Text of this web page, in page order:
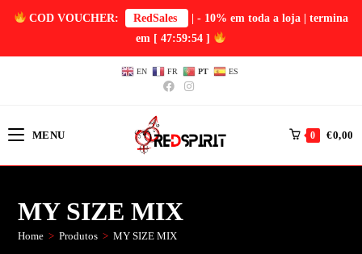
COD VOUCHER: RedSales
| - 10% em toda a loja | termina
em [ 47:59:54 ]
EN FR PT ES
MENU 0 €0,00
MY SIZE MIX
Home > Produtos > MY SIZE MIX